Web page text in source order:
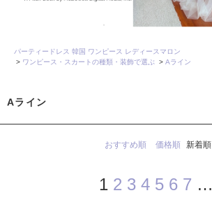
パーティードレス 韓国 ワンピース レディースマロン
> ワンピース・スカートの種類・装飾で選ぶ > Aライン
Aライン
おすすめ順 価格順 新着順
1 2 3 4 5 6 7 …